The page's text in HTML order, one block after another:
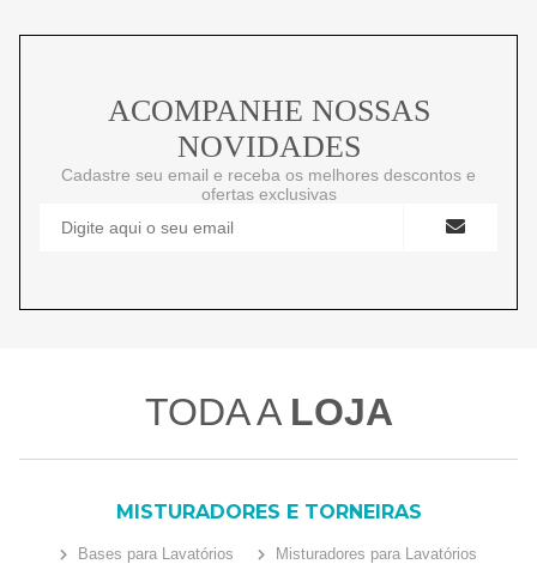
ACOMPANHE NOSSAS
NOVIDADES
Cadastre seu email e receba os melhores descontos e
ofertas exclusivas
TODA A LOJA
MISTURADORES E TORNEIRAS
Bases para Lavatórios Misturadores para Lavatórios